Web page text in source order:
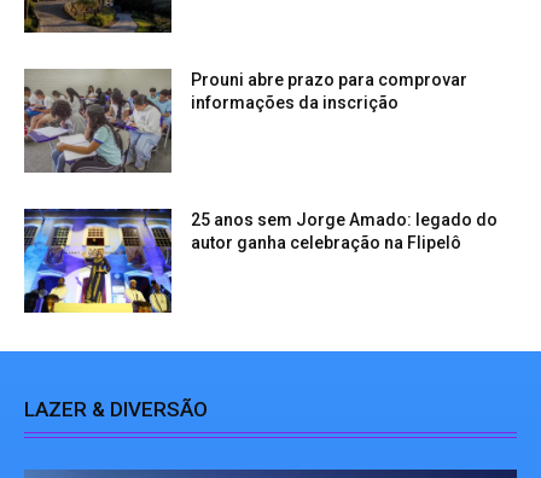
Prouni abre prazo para comprovar
informações da inscrição
25 anos sem Jorge Amado: legado do
autor ganha celebração na Flipelô
LAZER & DIVERSÃO